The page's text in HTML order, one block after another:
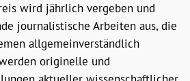
wird jährlich vergeben und
journalistische Arbeiten aus, die
allgemeinverständlich
originelle und